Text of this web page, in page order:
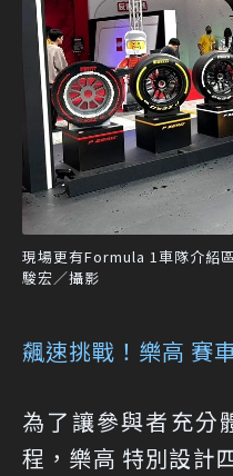
現場更有Formula 1車隊介紹
駿宏／攝影
飆速挑戰！樂高 賽
為了讓參與者充分
程，樂高 特別設計